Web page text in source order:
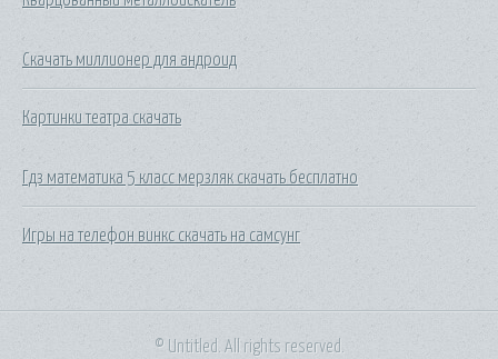
Скачать миллионер для андроид
Картинки театра скачать
Гдз математика 5 класс мерзляк скачать бесплатно
Игры на телефон винкс скачать на самсунг
© Untitled. All rights reserved.